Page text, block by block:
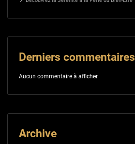
Derniers commentaires
Aucun commentaire à afficher.
Archive